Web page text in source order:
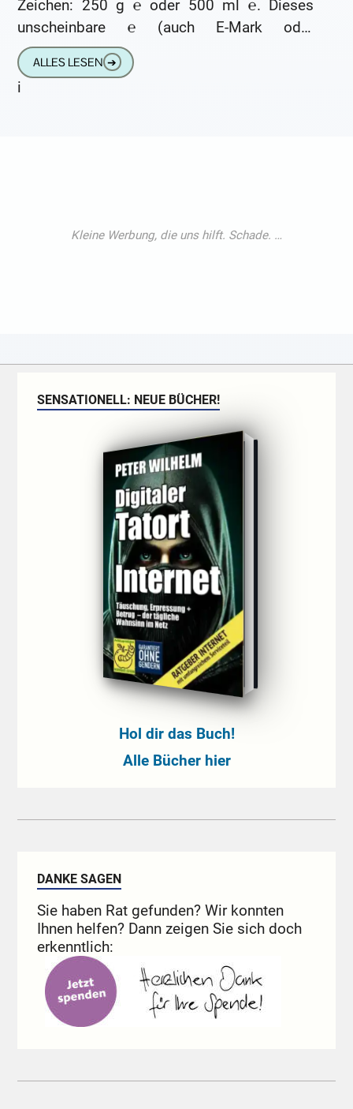
Zeichen: 250 g ℮ oder 500 ml ℮. Dieses
unscheinbare ℮ (auch E-Mark oder
Schätzzeichen) hat es in sich: Es zeigt
ALLES LESEN ➔
i
SENSATIONELL: NEUE BÜCHER!
Hol dir das Buch!
Alle Bücher hier
DANKE SAGEN
Sie haben Rat gefunden? Wir konnten
Ihnen helfen? Dann zeigen Sie sich doch
erkenntlich: